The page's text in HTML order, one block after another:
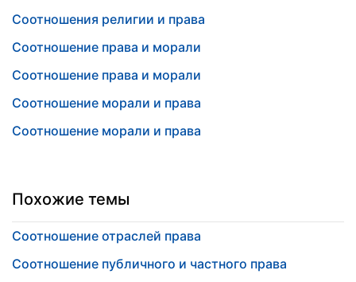
Соотношения религии и права
Соотношение права и морали
Соотношение права и морали
Соотношение морали и права
Соотношение морали и права
Похожие темы
Соотношение отраслей права
Соотношение публичного и частного права